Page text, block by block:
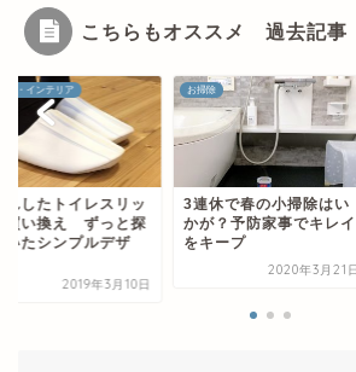
こちらもオススメ 過去記事
で春の小掃除はい
？予防家事でキレイ
ープ
シンプルライフ
デスクワークや立ち仕事
でお疲れ脚をリフレッシ
ュ 貼ってひんやり休